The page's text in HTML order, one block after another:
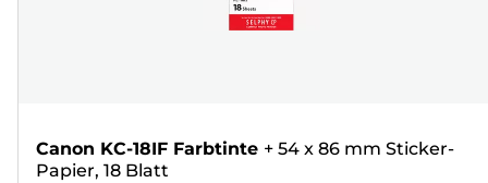
Canon KC-18IF Farbtinte + 54 x 86 mm Sticker-
Papier, 18 Blatt